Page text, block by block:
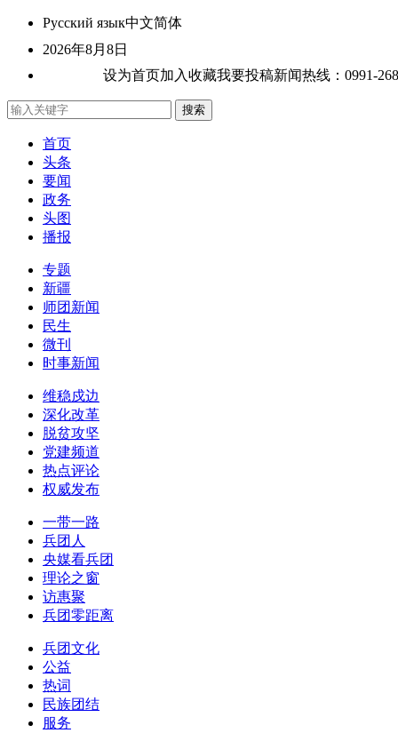
Русский язык中文简体
2026年8月8日
设为首页加入收藏我要投稿新闻热线：0991-
首页
头条
要闻
政务
头图
播报
专题
新疆
师团新闻
民生
微刊
时事新闻
维稳戍边
深化改革
脱贫攻坚
党建频道
热点评论
权威发布
一带一路
兵团人
央媒看兵团
理论之窗
访惠聚
兵团零距离
兵团文化
公益
热词
民族团结
服务